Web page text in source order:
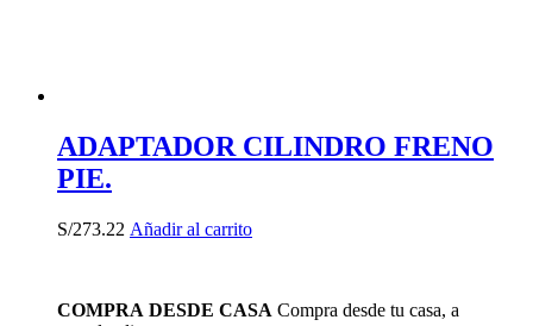
ADAPTADOR CILINDRO FRENO
PIE.
S/273.22 Añadir al carrito
COMPRA DESDE CASA Compra desde tu casa, a